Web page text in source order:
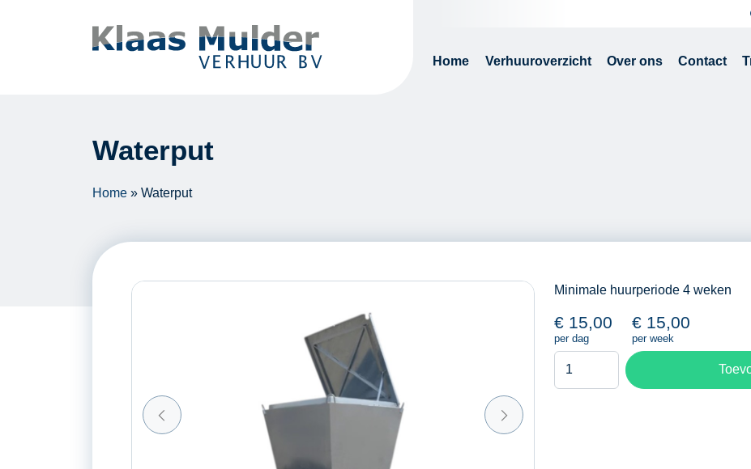
Home Verhuuroverzicht Over ons Contact
Waterput
Home » Waterput
Minimale huurperiode 4 weken
€ 15,00
per dag
€ 15,00
per week